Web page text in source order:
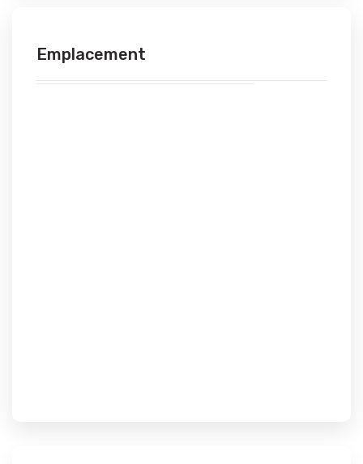
Emplacement